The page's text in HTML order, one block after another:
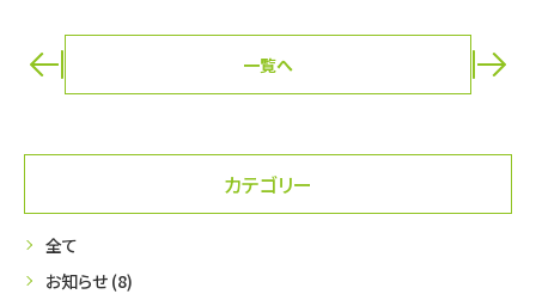
e
o
e
ページ送り
一覧へ
カテゴリー
全て
お知らせ (8)